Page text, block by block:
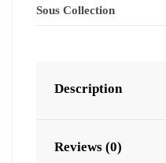
Sous Collection
Description
Reviews (0)